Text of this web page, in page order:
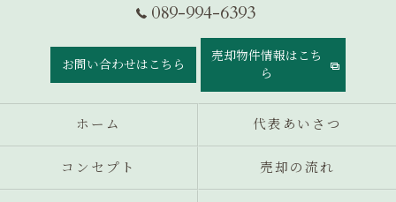
089-994-6393
お問い合わせはこちら
売却物件情報はこち
ら
ホーム 代表あいさつ
コンセプト 売却の流れ